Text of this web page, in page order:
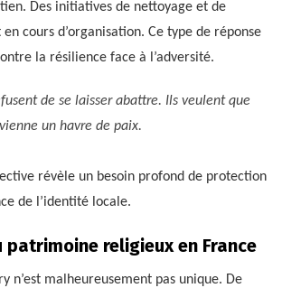
Des initiatives de nettoyage et de
cours d’organisation. Ce type de réponse
la résilience face à l’adversité.
de se laisser abattre. Ils veulent que
un havre de paix.
révèle un besoin profond de protection
de l’identité locale.
patrimoine religieux en France
n’est malheureusement pas unique. De